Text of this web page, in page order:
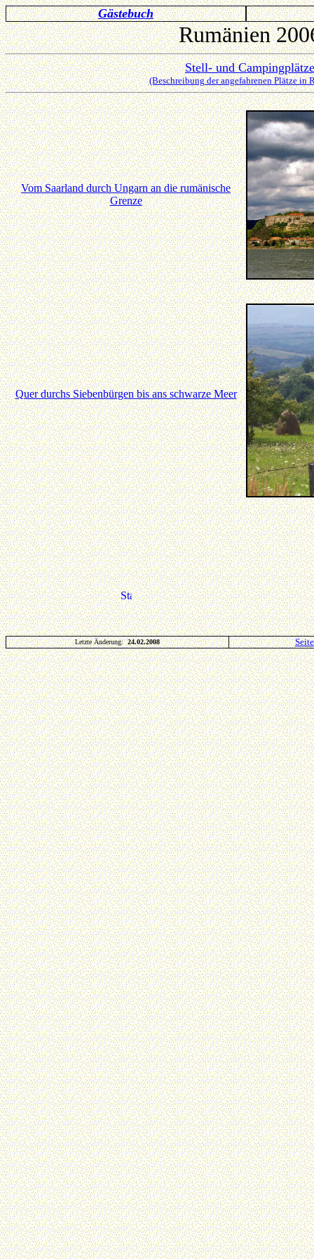
Gästebuch
Rumänien
Stell- und Campingplätze
(Beschreibung der angefahrenen Plätze in
Vom Saarland durch Ungarn an die rumänische
Grenze
Quer durchs Siebenbürgen bis ans schwarze Meer
Letzte Änderung:24.02.2008